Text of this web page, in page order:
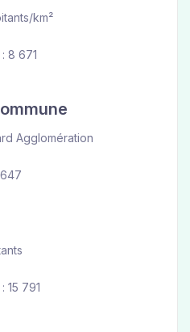
km²
8 671
Agglomération
15 791